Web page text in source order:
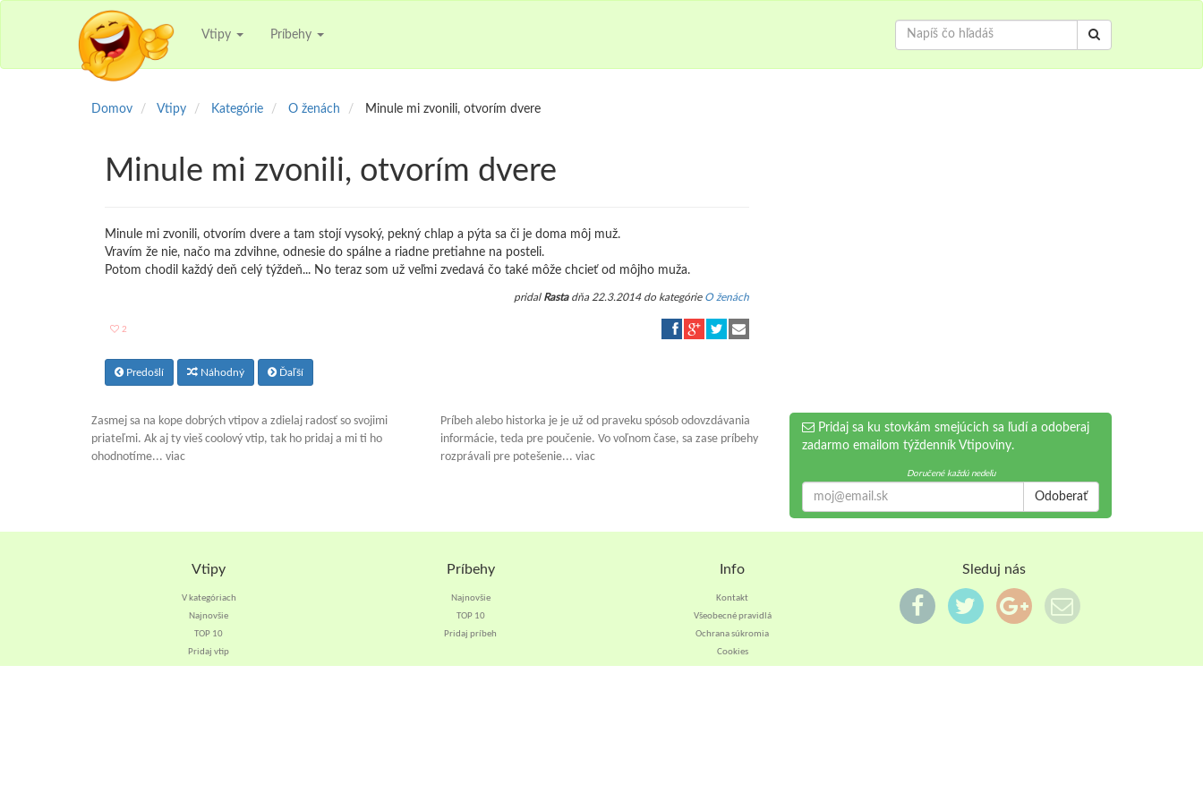
Vtipy Príbehy
Domov Vtipy Kategórie O ženách Minule mi zvonili, otvorím dvere
Minule mi zvonili, otvorím dvere
Minule mi zvonili, otvorím dvere a tam stojí vysoký, pekný chlap a pýta sa či je doma môj muž.
Vravím že nie, načo ma zdvihne, odnesie do spálne a riadne pretiahne na posteli.
Potom chodil každý deň celý týždeň... No teraz som už veľmi zvedavá čo také môže chcieť od môjho muža.
pridal Rastadňa 22.3.2014 do kategórie O ženách
2
Predošlí Náhodný Ďaľší
Zasmej sa na kope dobrých vtipov a zdielaj radosť so svojimi
priateľmi. Ak aj ty vieš coolový vtip, tak ho pridaj a mi ti ho
ohodnotíme... viac
Príbeh alebo historka je je už od praveku spósob odovzdávania
informácie, teda pre poučenie. Vo voľnom čase, sa zase príbehy
rozprávali pre potešenie... viac
Pridaj sa ku stovkám smejúcich sa ľudí a odoberaj
zadarmo emailom týždenník Vtipoviny.
Doručené každú nedeľu
Odoberať
Vtipy
V kategóriach
Najnovšie
TOP 10
Pridaj vtip
Príbehy
Najnovšie
TOP 10
Pridaj príbeh
Info
Kontakt
Všeobecné pravidlá
Ochrana súkromia
Cookies
Sleduj nás